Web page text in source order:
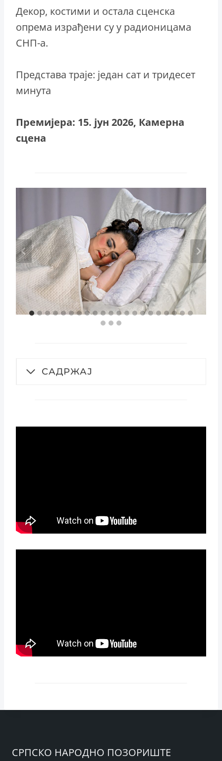
Декор, костими и остала сценска
опрема израђени су у радионицама
СНП-а.
Представа траје: један сат и тридесет
минута
Премијера: 15. јун 2026, Камерна
сцена
САДРЖАЈ
СРПСКО НАРОДНО ПОЗОРИШТЕ